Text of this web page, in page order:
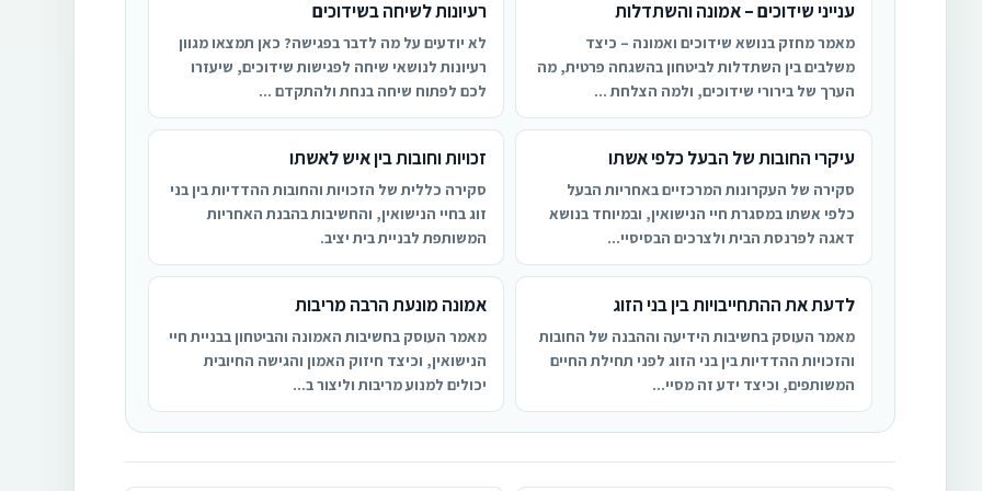
ענייני שידוכים – אמונה והשתדלות
מאמר מחזק בנושא שידוכים ואמונה – כיצד
משלבים בין השתדלות לביטחון בהשגחה פרטית, מה
הערך של בירורי שידוכים, ולמה הצלחת ...
רעיונות לשיחה בשידוכים
לא יודעים על מה לדבר בפגישה? כאן תמצאו מגוון
רעיונות לנושאי שיחה לפגישות שידוכים, שיעזרו
לכם לפתוח שיחה בנחת ולהתקדם ...
עיקרי החובות של הבעל כלפי אשתו
סקירה של העקרונות המרכזיים באחריות הבעל
כלפי אשתו במסגרת חיי הנישואין, ובמיוחד בנושא
דאגה לפרנסת הבית ולצרכים הבסיסיי...
זכויות וחובות בין איש לאשתו
סקירה כללית של הזכויות והחובות ההדדיות בין בני
זוג בחיי הנישואין, והחשיבות בהבנת האחריות
המשותפת לבניית בית יציב.
לדעת את ההתחייבויות בין בני הזוג
מאמר העוסק בחשיבות הידיעה וההבנה של החובות
והזכויות ההדדיות בין בני הזוג לפני תחילת החיים
המשותפים, וכיצד ידע זה מסיי...
אמונה מונעת הרבה מריבות
מאמר העוסק בחשיבות האמונה והביטחון בבניית חיי
הנישואין, וכיצד חיזוק האמון והגישה החיובית
יכולים למנוע מריבות וליצור ב...